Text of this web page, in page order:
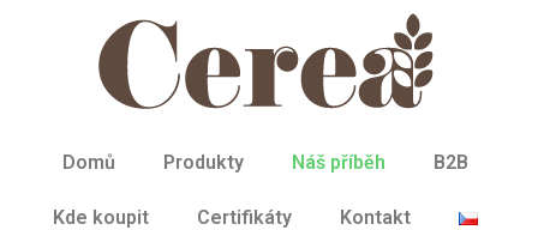
Domů Produkty Náš příběh B2B
Kde koupit Certifikáty Kontakt